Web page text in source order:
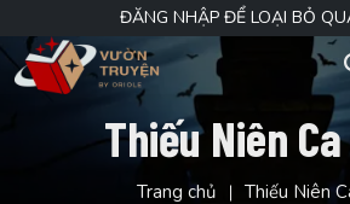
ĐĂNG NHẬP ĐỂ LOẠI BỎ
Thiếu Niên
Trang chủ Thiếu Niên